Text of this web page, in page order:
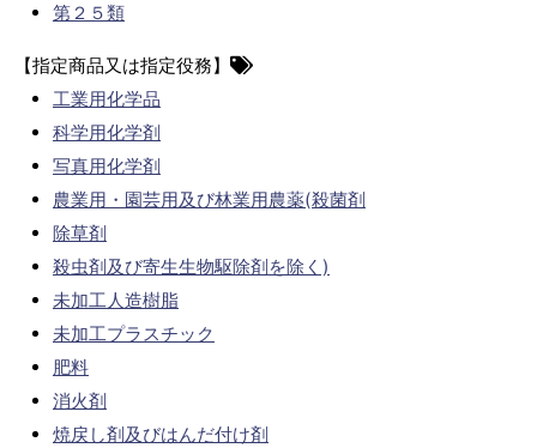
第２５類
【指定商品又は指定役務】
工業用化学品
科学用化学剤
写真用化学剤
農業用・園芸用及び林業用農薬(殺菌剤
除草剤
殺虫剤及び寄生生物駆除剤を除く)
未加工人造樹脂
未加工プラスチック
肥料
消火剤
焼戻し剤及びはんだ付け剤